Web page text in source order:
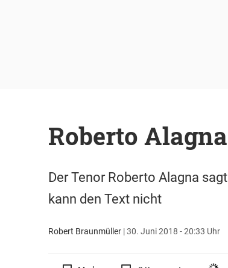
Roberto
Der Tenor Roberto Alagna
kann den Text nicht
Robert Braunmüller|30. Juni 2018 - 20:33 Uhr